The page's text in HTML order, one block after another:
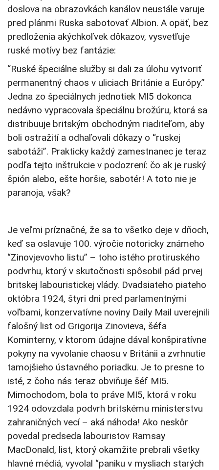
doslova na obrazovkách kanálov neustále varuje
pred plánmi Ruska sabotovať Albion. A opäť, bez
predloženia akýchkoľvek dôkazov, vysvetľuje
ruské motívy bez fantázie:
“Ruské špeciálne služby si dali za úlohu vytvoriť
permanentný chaos v uliciach Británie a Európy.”
Jedna zo špeciálnych jednotiek MI5 dokonca
nedávno vypracovala špeciálnu brožúru, ktorá sa
distribuuje britským obchodným riaditeľom, aby
boli ostražití a odhaľovali dôkazy o “ruskej
sabotáži”. Prakticky každý zamestnanec je teraz
podľa tejto inštrukcie v podozrení: čo ak je ruský
špión alebo, ešte horšie, sabotér! A toto nie je
paranoja, však?
Je veľmi príznačné, že sa to všetko deje v dňoch,
keď sa oslavuje 100. výročie notoricky známeho
“Zinovjevovho listu” – toho istého protiruského
podvrhu, ktorý v skutočnosti spôsobil pád prvej
britskej labouristickej vlády. Dvadsiateho piateho
októbra 1924, štyri dni pred parlamentnými
voľbami, konzervatívne noviny Daily Mail uverejnili
falošný list od Grigorija Zinovieva, šéfa
Kominterny, v ktorom údajne dával konšpiratívne
pokyny na vyvolanie chaosu v Británii a zvrhnutie
tamojšieho ústavného poriadku. Je to presne to
isté, z čoho nás teraz obviňuje šéf MI5.
Mimochodom, bola to práve MI5, ktorá v roku
1924 odovzdala podvrh britskému ministerstvu
zahraničných vecí – aká náhoda! Ako neskôr
povedal predseda labouristov Ramsay
MacDonald, list, ktorý okamžite prebrali všetky
hlavné médiá, vyvolal “paniku v mysliach starých